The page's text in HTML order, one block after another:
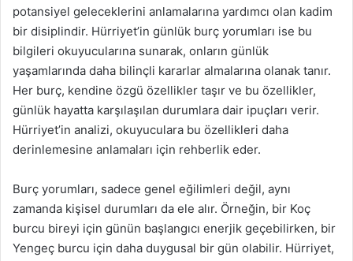
potansiyel geleceklerini anlamalarına yardımcı olan kadim
bir disiplindir. Hürriyet’in günlük burç yorumları ise bu
bilgileri okuyucularına sunarak, onların günlük
yaşamlarında daha bilinçli kararlar almalarına olanak tanır.
Her burç, kendine özgü özellikler taşır ve bu özellikler,
günlük hayatta karşılaşılan durumlara dair ipuçları verir.
Hürriyet’in analizi, okuyuculara bu özellikleri daha
derinlemesine anlamaları için rehberlik eder.
Burç yorumları, sadece genel eğilimleri değil, aynı
zamanda kişisel durumları da ele alır. Örneğin, bir Koç
burcu bireyi için günün başlangıcı enerjik geçebilirken, bir
Yengeç burcu için daha duygusal bir gün olabilir. Hürriyet,